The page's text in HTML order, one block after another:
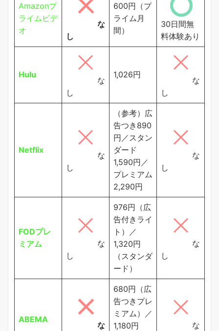
Amazonプ
ライムビデ
オ
な
し
600円（プ
ライム月
間）
30日間無
料体験あり
Hulu
な
し
1,026円
な
し
Netflix
な
し
（参考）広
告つき890
円／スタン
ダード
1,590円／
プレミアム
2,290円
な
し
FODプレ
ミアム
な
し
976円（広
告付きライ
ト）／
1,320円
（スタンダ
ード）
な
し
ABEMA
な
680円（広
告つきプレ
ミアム）／
1,180円
な